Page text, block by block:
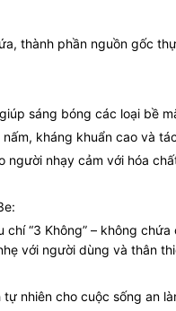
thành phần nguồn gốc
sáng bóng các loại bề
kháng khuẩn cao và
người nhạy cảm với hóa
chí “3 Không” – không
với người dùng và thân
tự nhiên cho cuộc sống an